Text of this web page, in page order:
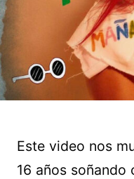
Este video nos
16 años soñando